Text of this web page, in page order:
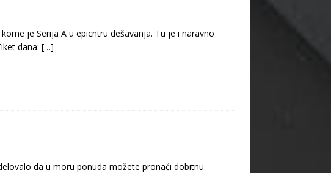
je Serija A u epicntru dešavanja. Tu je i naravno
dana: […]
da u moru ponuda možete pronaći dobitnu